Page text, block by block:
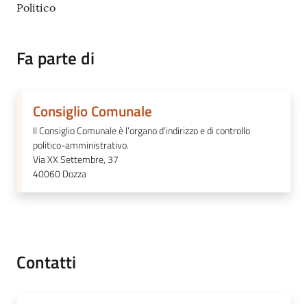
Politico
Fa parte di
Consiglio Comunale
Il Consiglio Comunale è l’organo d’indirizzo e di controllo
politico-amministrativo.
Via XX Settembre, 37
40060Dozza
Contatti